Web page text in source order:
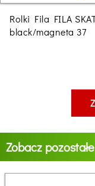
Rolki Fila FILA
black/magneta 37
Zobacz